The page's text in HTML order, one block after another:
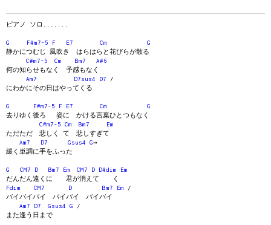
ピアノ ソロ.......
G F#m7-5 F E7 Cm
G
静かにつむじ 風吹き はらはらと花びらが散る
C#m7-5
Cm Bm7
A#6
何の知らせもなく 予感もなく
Am7
D7sus4 D7 /
にわかにその日はやってくる
G F#m7-5 F E7 Cm
G
去りゆく後ろ 姿に かける言葉ひとつもなく
C#m7-5
Cm Bm7
Em
ただただ 悲しく て 悲しすぎて
Am7
D7 Gsus4 G→
緩く単調に手をふった
G CM7 D Bm7 Em CM7 D D#dim
Em
だんだん遠くに 君が消えて く
Fdim
CM7 D Bm7 Em /
バイバイバイ バイバイ バイバイ
Am7
D7 Gsus4 G /
また逢う日まで